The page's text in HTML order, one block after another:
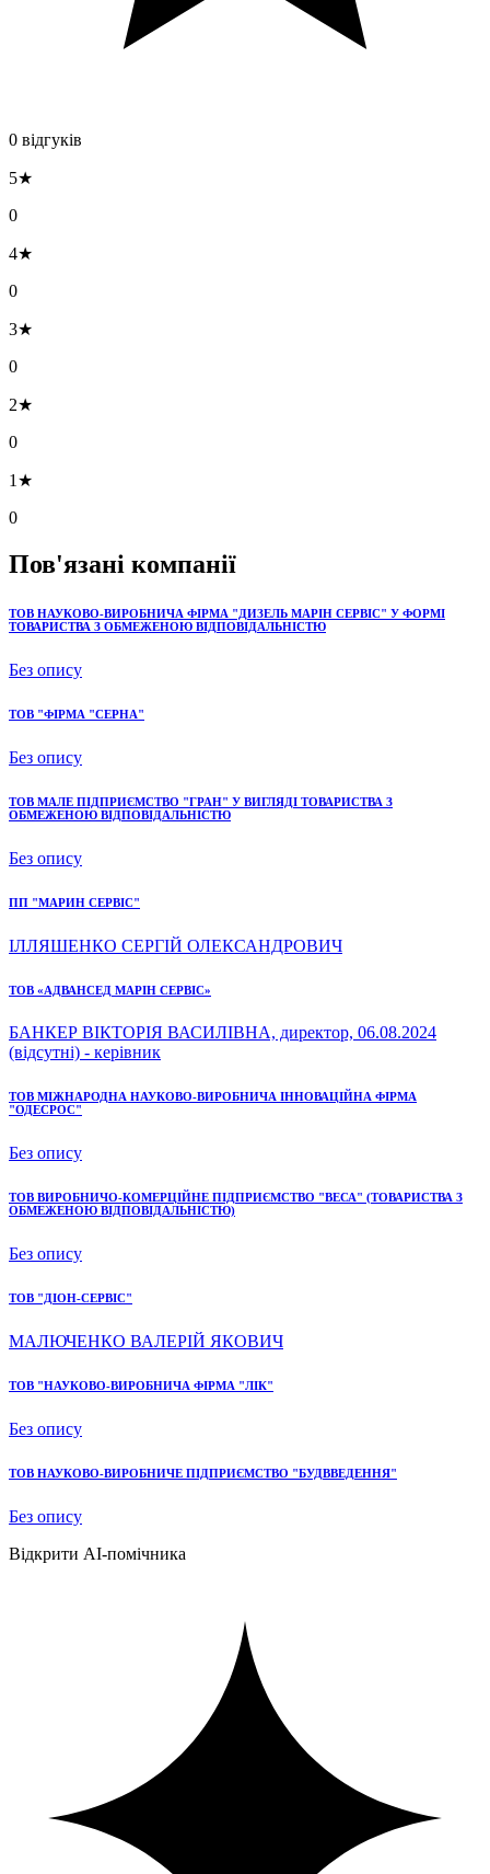
0 відгуків
5★
0
4★
0
3★
0
2★
0
1★
0
Пов'язані компанії
ТОВ НАУКОВО-ВИРОБНИЧА ФІРМА "ДИЗЕЛЬ МАРІН СЕРВІС" У ФОРМІ
ТОВАРИСТВА З ОБМЕЖЕНОЮ ВІДПОВІДАЛЬНІСТЮ
Без опису
ТОВ "ФІРМА "СЕРНА"
Без опису
ТОВ МАЛЕ ПІДПРИЄМСТВО "ГРАН" У ВИГЛЯДІ ТОВАРИСТВА З
ОБМЕЖЕНОЮ ВІДПОВІДАЛЬНІСТЮ
Без опису
ПП "МАРИН СЕРВІС"
ІЛЛЯШЕНКО СЕРГІЙ ОЛЕКСАНДРОВИЧ
ТОВ «АДВАНСЕД МАРІН СЕРВІС»
БАНКЕР ВІКТОРІЯ ВАСИЛІВНА, директор, 06.08.2024
(відсутні) - керівник
ТОВ МІЖНАРОДНА НАУКОВО-ВИРОБНИЧА ІННОВАЦІЙНА ФІРМА
"ОДЕСРОС"
Без опису
ТОВ ВИРОБНИЧО-КОМЕРЦІЙНЕ ПІДПРИЄМСТВО "ВЕСА" (ТОВАРИСТВА З
ОБМЕЖЕНОЮ ВІДПОВІДАЛЬНІСТЮ)
Без опису
ТОВ "ДІОН-СЕРВІС"
МАЛЮЧЕНКО ВАЛЕРІЙ ЯКОВИЧ
ТОВ "НАУКОВО-ВИРОБНИЧА ФІРМА "ЛІК"
Без опису
ТОВ НАУКОВО-ВИРОБНИЧЕ ПІДПРИЄМСТВО "БУДВВЕДЕННЯ"
Без опису
Відкрити AI-помічника